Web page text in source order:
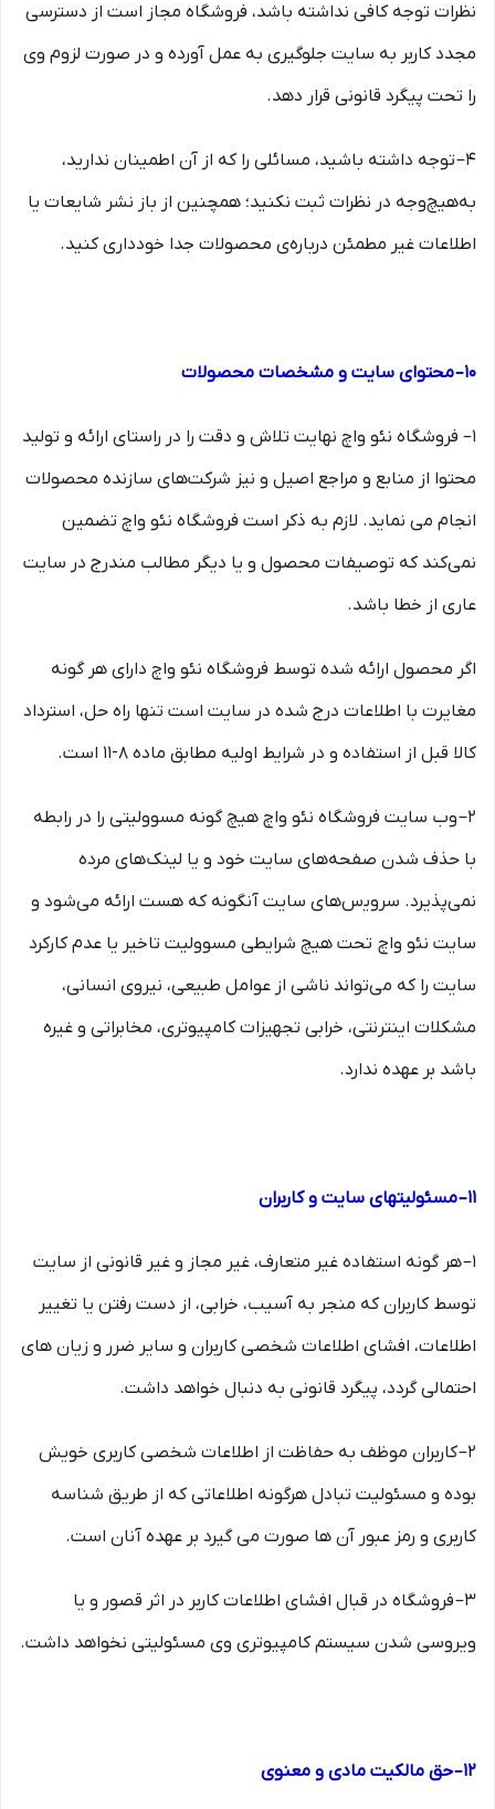
نظرات توجه کافی نداشته باشد، فروشگاه مجاز است از دسترسی
مجدد کاربر به سایت جلوگیری به عمل آورده و در صورت لزوم وی
را تحت پیگرد قانونی قرار دهد.
۴– توجه داشته باشید، مسائلی را که از آن اطمینان ندارید،
به‌هیچ‌وجه در نظرات ثبت نکنید؛ همچنین از باز نشر شایعات یا
اطلاعات غیر مطمئن درباره‌ی محصولات جدا خودداری کنید.
۱۰– محتوای سایت و مشخصات محصولات
۱– فروشگاه نئو واچ نهایت تلاش و دقت را در راستای ارائه و تولید
محتوا از منابع و مراجع اصیل و نیز شرکت‏‌های سازنده محصولات
انجام می نماید. لازم به ذکر است فروشگاه نئو واچ تضمین
نمی‏‌کند که توصیفات محصول و یا دیگر مطالب مندرج در سایت
عاری از خطا باشد.
اگر محصول ارائه شده توسط فروشگاه نئو واچ دارای هر گونه
مغایرت با اطلاعات درج شده در سایت است تنها راه حل، استرداد
کالا قبل از استفاده و در شرایط اولیه مطابق ماده ۸-۱۱ است.
۲– وب ‏‌سایت فروشگاه نئو واچ هیچ گونه مسوولیتی را در رابطه
با حذف شدن صفحه‏‌های سایت خود و یا لینک‏‌های مرده
نمی‌‏پذیرد. سروﻳس‌‏های سایت آن‏گونه که هست ارائه می‏‌شود و
سایت نئو واچ تحت هیچ شرایطی مسوولیت تاخیر یا عدم کارکرد
سایت را که می‌تواند ناشى از عوامل طبیعى، نیروى انسانی،
مشکلات اینترنتى، خرابی تجهیزات کامپیوترى، مخابراتى و غیره
باشد بر عهده ندارد.
۱۱– مسئولیتهای سایت و کاربران
۱– هر گونه استفاده غیر متعارف، غیر مجاز و غیر قانونی از سایت
توسط کاربران که منجر به آسیب، خرابی، از دست رفتن یا تغییر
اطلاعات، افشای اطلاعات شخصی کاربران و سایر ضرر و زیان های
احتمالی گردد، پیگرد قانونی به دنبال خواهد داشت.
۲– کاربران موظف به حفاظت از اطلاعات شخصی کاربری خویش
بوده و مسئولیت تبادل هرگونه اطلاعاتی که از طریق شناسه
کاربری و رمز عبور آن ها صورت می گیرد بر عهده آنان است.
۳– فروشگاه در قبال افشای اطلاعات کاربر در اثر قصور و یا
ویروسی شدن سیستم کامپیوتری وی مسئولیتی نخواهد داشت.
۱۲– حق مالکیت مادی و معنوی